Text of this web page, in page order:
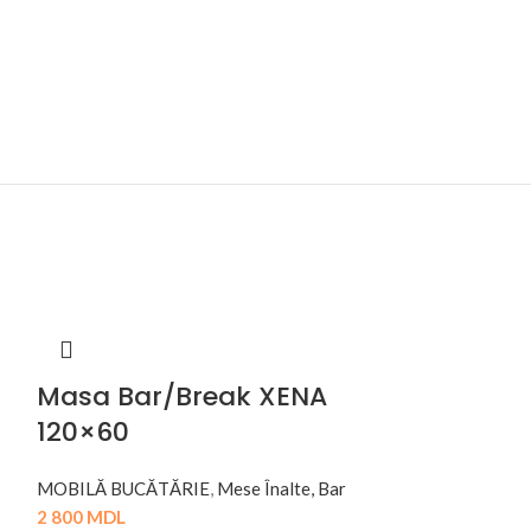
Masa Bar/Break XENA
120×60
MOBILĂ BUCĂTĂRIE, Mese Înalte, Bar
2 800 MDL